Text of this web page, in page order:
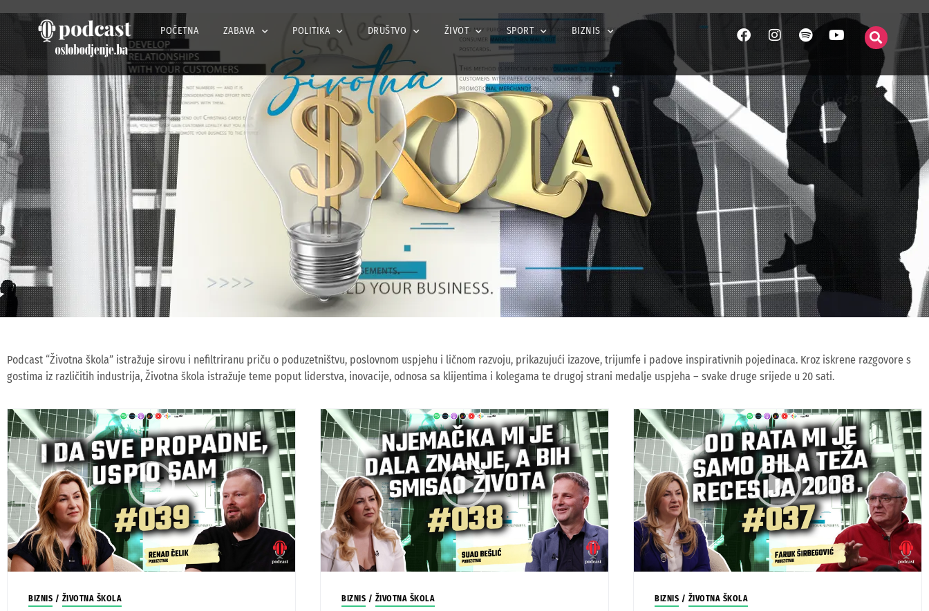
POČETNA ZABAVA POLITIKA DRUŠTVO ŽIVOT SPORT BIZNIS
Podcast “Životna škola” istražuje sirovu i nefiltriranu priču o poduzetništvu, poslovnom uspjehu i ličnom razvoju, prikazujući izazove, trijumfe i padove inspirativnih pojedinaca. Kroz iskrene razgovore s
gostima iz različitih industrija, Životna škola istražuje teme poput liderstva, inovacije, odnosa sa klijentima i kolegama te drugoj strani medalje uspjeha – svake druge srijede u 20 sati.
BIZNIS / ŽIVOTNA ŠKOLA BIZNIS / ŽIVOTNA ŠKOLA BIZNIS / ŽIVOTNA ŠKOLA